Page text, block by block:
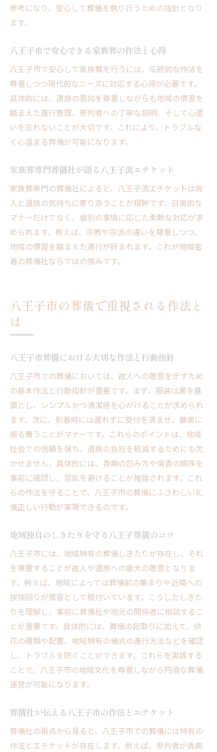
参考になり、安心して葬儀を執り行うための指針となり
ます。
八王子市で安心できる家族葬の作法と心得
八王子市で安心して家族葬を行うには、伝統的な作法を
尊重しつつ現代的なニーズに対応する心得が必要です。
具体的には、遺族の意向を尊重しながらも地域の慣習を
踏まえた進行管理、参列者への丁寧な説明、そして心遣
いを忘れないことが大切です。これにより、トラブルな
く心温まる葬儀が可能になります。
家族葬専門葬儀社が語る八王子流エチケット
家族葬専門の葬儀社によると、八王子流エチケットは故
人と遺族の気持ちに寄り添うことが根幹です。日常的な
マナーだけでなく、個別の事情に応じた柔軟な対応が求
められます。例えば、宗教や宗派の違いを尊重しつつ、
地域の慣習を踏まえた進行が好まれます。これが地域密
着の葬儀社ならではの強みです。
八王子市の葬儀で重視される作法と
は
八王子市葬儀における大切な作法と行動指針
八王子市での葬儀においては、故人への敬意を示すため
の基本作法と行動指針が重要です。まず、服装は黒を基
調とし、シンプルかつ清潔感を心がけることが求められ
ます。次に、到着時には遅れずに受付を済ませ、静粛に
振る舞うことがマナーです。これらのポイントは、地域
社会での信頼を保ち、遺族の負担を軽減するためにも欠
かせません。具体的には、香典の包み方や焼香の順序を
事前に確認し、混乱を避けることが推奨されます。これ
らの作法を守ることで、八王子市の葬儀にふさわしい礼
儀正しい行動が実現できるのです。
地域独自のしきたりを守る八王子葬儀のコツ
八王子市には、地域特有の葬儀しきたりが存在し、それ
を尊重することが故人や遺族への最大の敬意となりま
す。例えば、地域によっては葬儀前の集まりや近隣への
挨拶回りが慣習として根付いています。こうしたしきた
りを理解し、事前に葬儀社や地元の関係者に相談するこ
とが重要です。具体的には、葬儀の段取りに加えて、供
花の種類や配置、地域特有の儀式の進行方法などを確認
し、トラブルを防ぐことができます。これらを実践する
ことで、八王子市の地域文化を尊重しながら円滑な葬儀
運営が可能になります。
葬儀社が伝える八王子市の作法とエチケット
葬儀社の視点から見ると、八王子市での葬儀には特有の
作法とエチケットが存在します。例えば、参列者が香典